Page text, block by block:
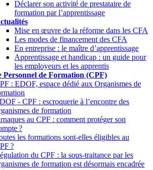
Déclarer son activité de prestataire de
formation par l’apprentissage
Mise en œuvre de la réforme dans les CFA
Les modes de financement des CFA
En entreprise : le maître d’apprentissage
Apprentissage et handicap : un guide pour
les employeurs et les apprentis
Personnel de Formation (CPF)
: EDOF, espace dédié aux Organismes de
- CPF : escroquerie à l’encontre des
de formation
au CPF : comment protéger son
?
les formations sont-elles éligibles au
?
du CPF : la sous-traitance par les
de formation est désormais encadrée